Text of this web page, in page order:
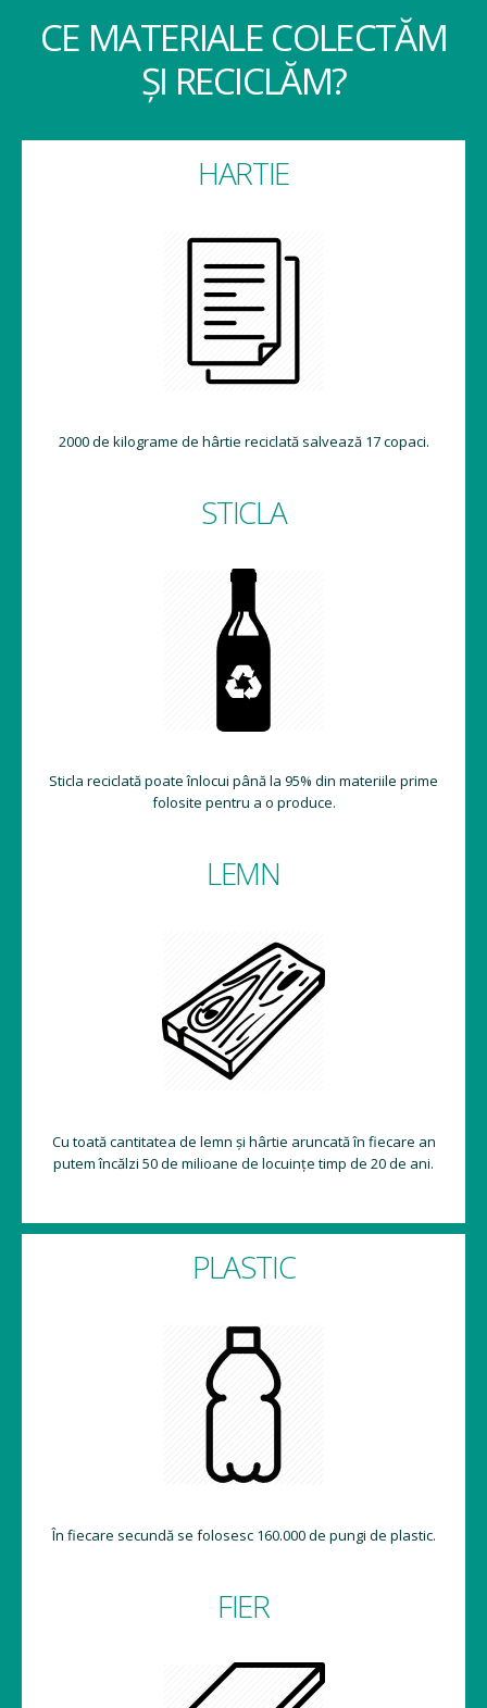
CE MATERIALE COLECTĂM
ȘI RECICLĂM?
HARTIE
2000 de kilograme de hârtie reciclată salvează 17 copaci.
STICLA
Sticla reciclată poate înlocui până la 95% din materiile prime
folosite pentru a o produce.
LEMN
Cu toată cantitatea de lemn și hârtie aruncată în fiecare an
putem încălzi 50 de milioane de locuințe timp de 20 de ani.
PLASTIC
În fiecare secundă se folosesc 160.000 de pungi de plastic.
FIER